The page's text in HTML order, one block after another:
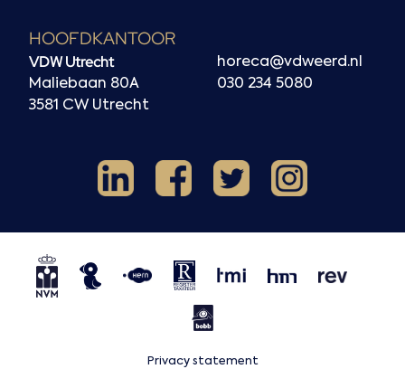
HOOFDKANTOOR
VDW Utrecht
Maliebaan 80A
3581 CW Utrecht
horeca@vdweerd.nl
030 234 5080
LinkedInFacebook
X Instagram
NVM
Horecaspot
Kern
NRVT
TMI HMN REV
BOBB
Privacy statement